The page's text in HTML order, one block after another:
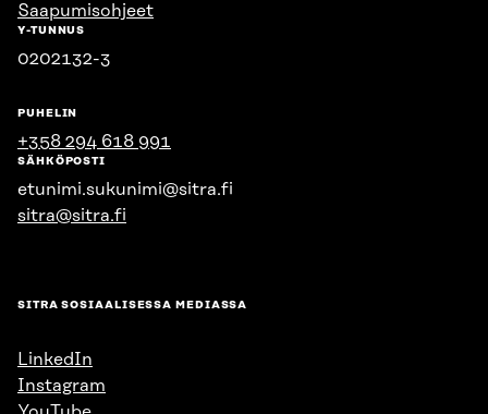
Saapumisohjeet
Y-TUNNUS
0202132-3
PUHELIN
+358 294 618 991
SÄHKÖPOSTI
etunimi.sukunimi@sitra.fi
sitra@sitra.fi
SITRA SOSIAALISESSA MEDIASSA
LinkedIn
Instagram